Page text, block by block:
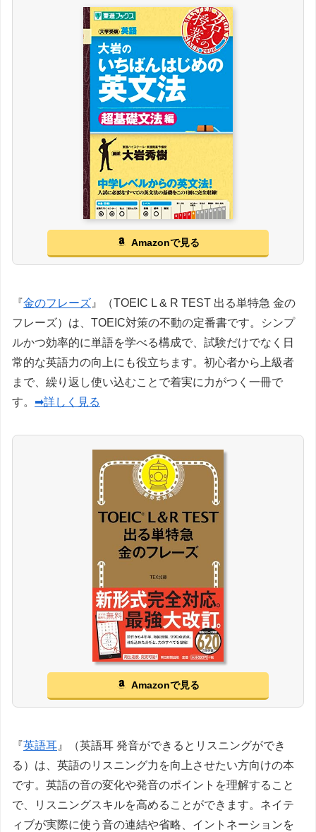
Amazonで見る
『金のフレーズ 』（TOEIC L & R TEST 出る単特急 金の
フレーズ）は、TOEIC対策の不動の定番書です。シンプ
ルかつ効率的に単語を学べる構成で、試験だけでなく日
常的な英語力の向上にも役立ちます。初心者から上級者
まで、繰り返し使い込むことで着実に力がつく一冊で
す。 ➡詳しく見る
Amazonで見る
『英語耳 』（英語耳 発音ができるとリスニングができ
る）は、英語のリスニング力を向上させたい方向けの本
です。英語の音の変化や発音のポイントを理解すること
で、リスニングスキルを高めることができます。ネイテ
ィブが実際に使う音の連結や省略、イントネーションを